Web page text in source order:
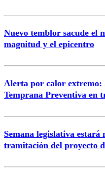
Nuevo temblor sacude el
magnitud y el epicentro
Alerta por calor extremo:
Temprana Preventiva en
Semana legislativa
tramitación del proyecto